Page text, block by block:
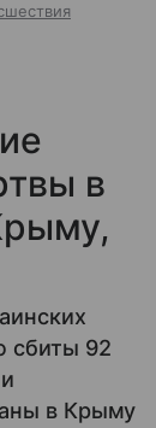
в
сбиты 92
в Крыму